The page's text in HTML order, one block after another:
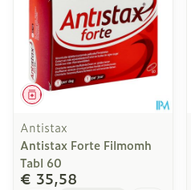
Geneesmiddel
Antistax
Antistax Forte Filmomh
Tabl 60
€ 35,58